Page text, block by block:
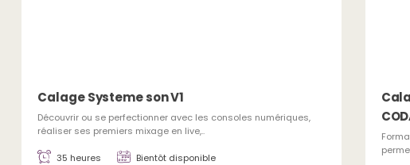
Calage Systeme son V1
Découvrir ou se perfectionner avec les consoles numériques,
réaliser ses premiers mixage en live,..
35 heures Bientôt disponible